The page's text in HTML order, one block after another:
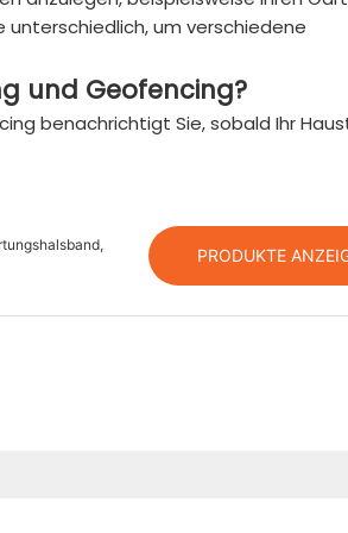
unterschiedlich, um verschiedene
und Geofencing?
benachrichtigt Sie, sobald Ihr
PRODUKTE